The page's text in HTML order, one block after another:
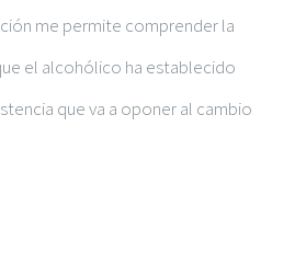
me permite comprender la
el alcohólico ha establecido
que va a oponer al cambio